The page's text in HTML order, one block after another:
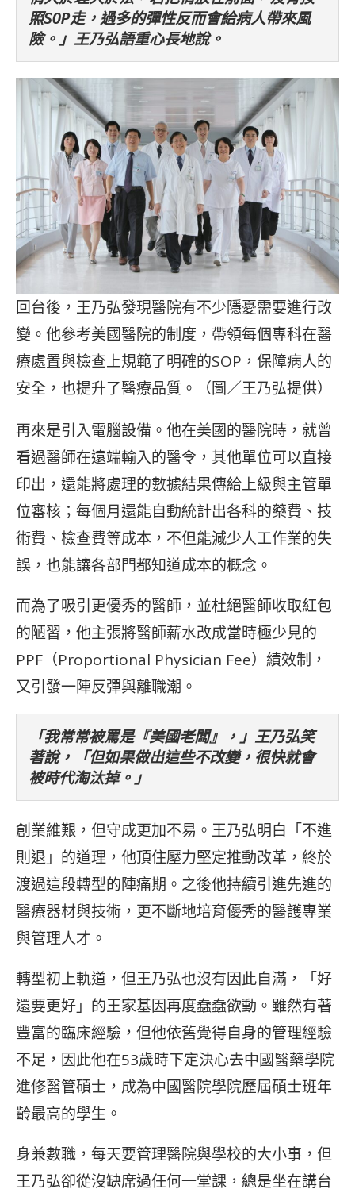
照SOP走，過多的彈性反而會給病人帶來風
險。」王乃弘語重心長地說。
回台後，王乃弘發現醫院有不少隱憂需要進行改
變。他參考美國醫院的制度，帶領每個專科在醫
療處置與檢查上規範了明確的SOP，保障病人的
安全，也提升了醫療品質。（圖／王乃弘提供）
再來是引入電腦設備。他在美國的醫院時，就曾
看過醫師在遠端輸入的醫令，其他單位可以直接
印出，還能將處理的數據結果傳給上級與主管單
位審核；每個月還能自動統計出各科的藥費、技
術費、檢查費等成本，不但能減少人工作業的失
誤，也能讓各部門都知道成本的概念。
而為了吸引更優秀的醫師，並杜絕醫師收取紅包
的陋習，他主張將醫師薪水改成當時極少見的
PPF（Proportional Physician Fee）績效制，
又引發一陣反彈與離職潮。
「我常常被罵是『美國老闆』，」王乃弘笑
著說，「但如果做出這些不改變，很快就會
被時代淘汰掉。」
創業維艱，但守成更加不易。王乃弘明白「不進
則退」的道理，他頂住壓力堅定推動改革，終於
渡過這段轉型的陣痛期。之後他持續引進先進的
醫療器材與技術，更不斷地培育優秀的醫護專業
與管理人才。
轉型初上軌道，但王乃弘也沒有因此自滿，「好
還要更好」的王家基因再度蠢蠢欲動。雖然有著
豐富的臨床經驗，但他依舊覺得自身的管理經驗
不足，因此他在53歲時下定決心去中國醫藥學院
進修醫管碩士，成為中國醫院學院歷屆碩士班年
齡最高的學生。
身兼數職，每天要管理醫院與學校的大小事，但
王乃弘卻從沒缺席過任何一堂課，總是坐在講台